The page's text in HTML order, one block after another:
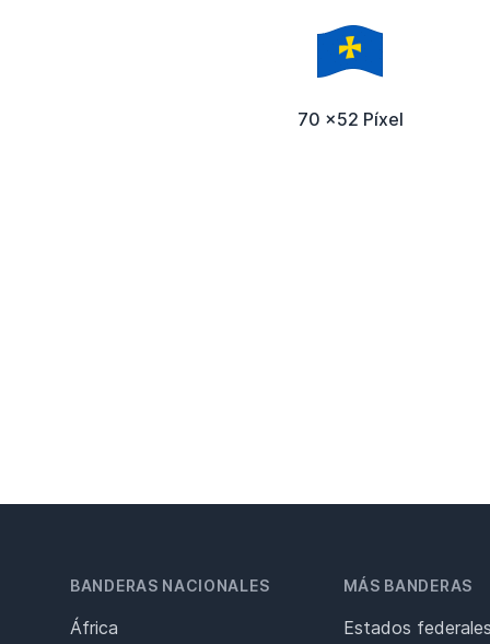
70 x52 Píxel
BANDERAS NACIONALES
África
MÁS BANDERAS
Estados